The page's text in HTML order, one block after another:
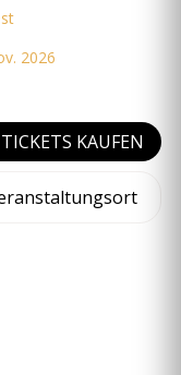
2026
TICKETS KAUFEN